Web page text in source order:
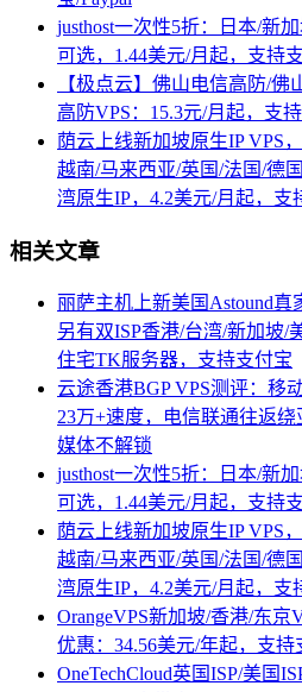
justhost一次性5折：日本/新
可选，1.44美元/月起，支持
【极点云】佛山电信高防/
高防VPS：15.3元/月起，支
荫云上线新加坡原生IP VPS
越南/马来西亚/英国/法国/德
湾原生IP，4.2美元/月起，支
相关文章
丽萨主机上新美国Astound真
另有双ISP香港/台湾/新加坡/
住宅TK服务器，支持支付宝
云途香港BGP VPS测评：移
23万+速度，电信联通往返
媒体不解锁
justhost一次性5折：日本/新
可选，1.44美元/月起，支持
荫云上线新加坡原生IP VPS
越南/马来西亚/英国/法国/德
湾原生IP，4.2美元/月起，支
OrangeVPS新加坡/香港/东
优惠：34.56美元/年起，支持
OneTechCloud英国ISP/美国